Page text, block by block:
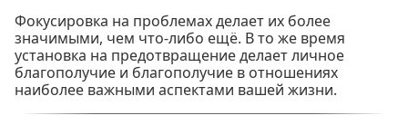
Фокусировка на проблемах делает их более
значимыми, чем что-либо ещё. В то же время
установка на предотвращение делает личное
благополучие и благополучие в отношениях
наиболее важными аспектами вашей жизни.